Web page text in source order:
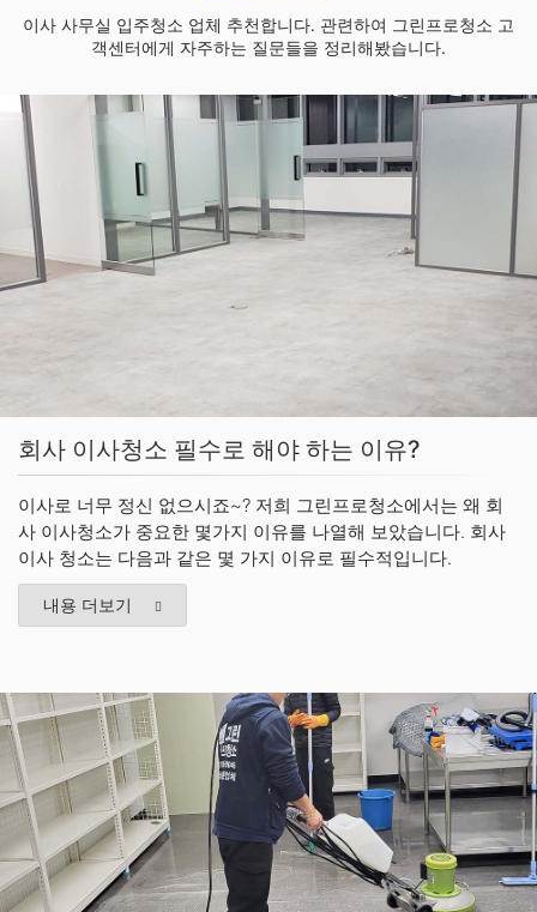
이사 사무실 입주청소 업체 추천합니다. 관련하여 그린프로청소 고
객센터에게 자주하는 질문들을 정리해봤습니다.
회사 이사청소 필수로 해야 하는 이유?
이사로 너무 정신 없으시죠~? 저희 그린프로청소에서는 왜 회
사 이사청소가 중요한 몇가지 이유를 나열해 보았습니다. 회사
이사 청소는 다음과 같은 몇 가지 이유로 필수적입니다.
내용 더보기